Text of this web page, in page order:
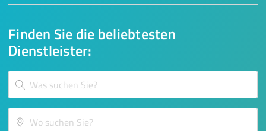
Finden Sie die beliebtesten
Dienstleister: